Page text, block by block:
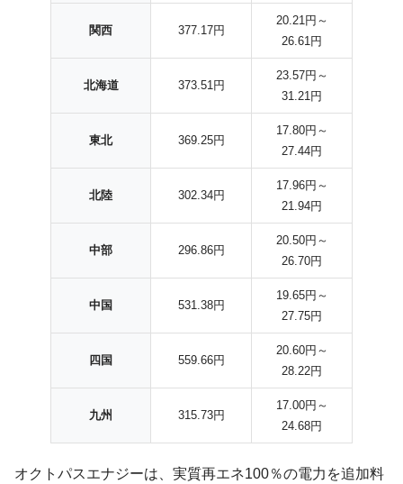
関西 377.17円
20.21円～
26.61円
北海道 373.51円
23.57円～
31.21円
東北 369.25円
17.80円～
27.44円
北陸 302.34円
17.96円～
21.94円
中部 296.86円
20.50円～
26.70円
中国 531.38円
19.65円～
27.75円
四国 559.66円
20.60円～
28.22円
九州 315.73円
17.00円～
24.68円
オクトパスエナジーは、実質再エネ100％の電力を追加料